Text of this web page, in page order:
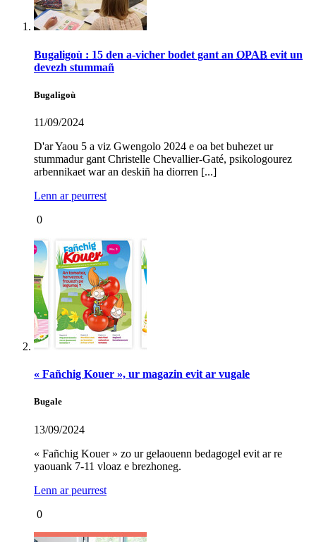
Bugaligoù : 15 den a-vicher bodet gant an OPAB evit un
devezh stummañ
Bugaligoù
11/09/2024
D'ar Yaou 5 a viz Gwengolo 2024 e oa bet buhezet ur
stummadur gant Christelle Chevallier-Gaté, psikologourez
arbennikaet war an deskiñ ha diorren [...]
Lenn ar peurrest
0
« Fañchig Kouer », ur magazin evit ar vugale
Bugale
13/09/2024
« Fañchig Kouer » zo ur gelaouenn bedagogel evit ar re
yaouank 7-11 vloaz e brezhoneg.
Lenn ar peurrest
0